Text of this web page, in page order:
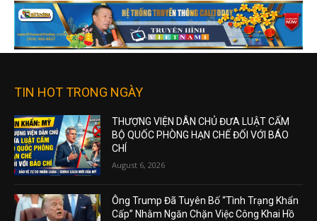
TIN HOT TRONG NGÀY
THƯỢNG VIỆN DÂN CHỦ ĐƯA LUẬT CẤM
BỘ QUỐC PHÒNG HẠN CHẾ ĐỐI VỚI BÁO
CHÍ
August 6, 2026
Ông Trump Đã Tuyên Bố “Tình Trạng Khẩn
Cấp” Nhằm Ngăn Chặn Việc Công Khai Hồ